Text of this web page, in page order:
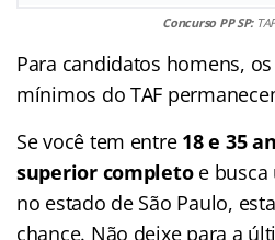
Concurso PP SP:
Para candidatos homens,
mínimos do TAF
Se você tem entre 18 e 35
superior completoe busca
no estado de São Paulo,
chance. Não deixe para a